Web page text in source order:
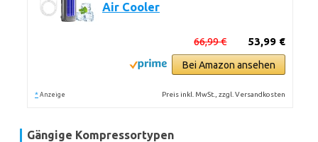
Air Cooler
53,99 €
66,99 €
Bei Amazon ansehen
* Anzeige Preis inkl. MwSt., zzgl. Versandkosten
Gängige Kompressortypen